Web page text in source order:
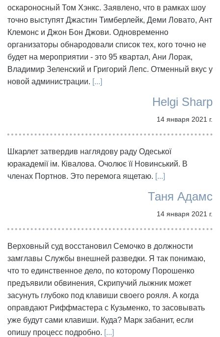
оскароносный Том Хэнкс. Заявлено, что в рамках шоу
точно выступят Джастин Тимберлейк, Деми Ловато, Ант
Клемонс и Джон Бон Джови. Одновременно
организаторы обнародовали список тех, кого точно не
будет на мероприятии - это 95 квартал, Ани Лорак,
Владимир Зеленский и Григорий Лепс. Отменный вкус у
новой администрации. [...]
Helgi Sharp
14 января 2021 г.
Шкарлет затвердив наглядову раду Одеської
юракадемії ім. Ківалова. Очолює її Новинський. В
членах Портнов. Это перемога ящетаю. [...]
Таня Адамс
14 января 2021 г.
Верховный суд восстановил Семочко в должности
замглавы Службы внешней разведки. Я так понимаю,
что то единственное дело, по которому Порошенко
предъявили обвинения, Скрипучий лыжник может
засунуть глубоко под клавиши своего рояля. А когда
оправдают Риффмастера с Кузьменко, то засовывать
уже будут сами клавиши. Куда? Марк забанит, если
опишу процесс подробно. [...]